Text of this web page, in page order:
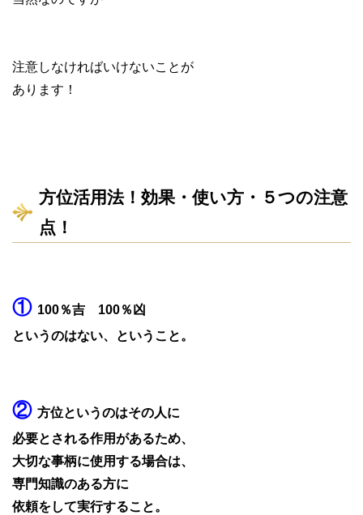
注意しなければいけないことが
あります！
方位活用法！効果・使い方・５つの注意
点！
① 100％吉 100％凶
というのはない、ということ。
② 方位というのはその人に
必要とされる作用があるため、
大切な事柄に使用する場合は、
専門知識のある方に
依頼をして実行すること。